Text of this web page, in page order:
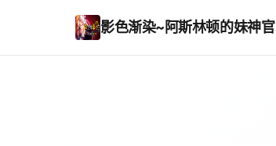
影色渐染~阿斯林顿的妹神官